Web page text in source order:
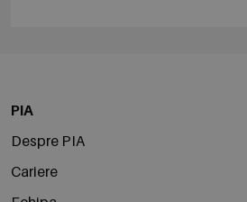
PIA
Despre PIA
Cariere